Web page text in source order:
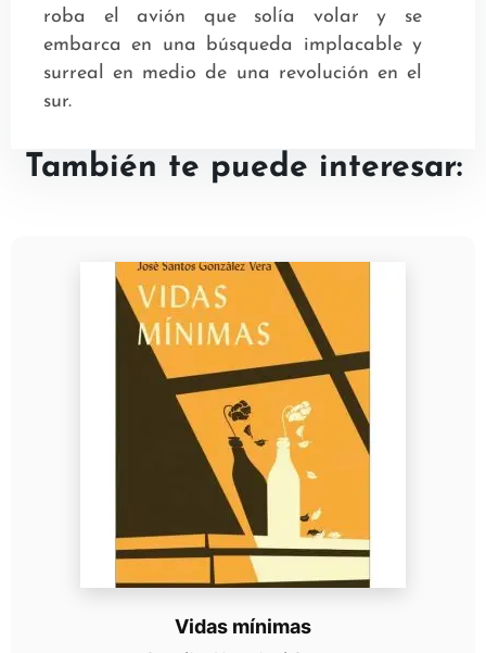
roba el avión que solía volar y se
embarca en una búsqueda implacable y
surreal en medio de una revolución en el
sur.
También te puede interesar:
Vidas mínimas